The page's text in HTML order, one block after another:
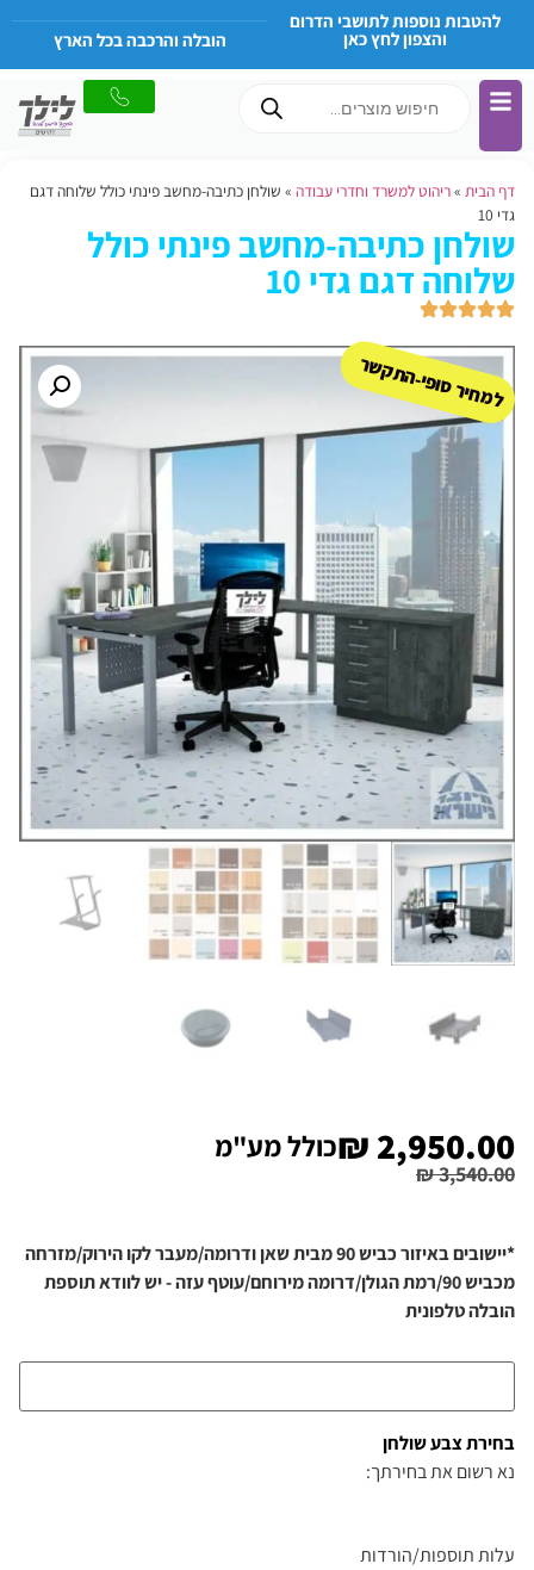
להטבות נוספות לתושבי הדרום
והצפון לחץ כאן הובלה והרכבה בכל הארץ
דף הבית »ריהוט למשרד וחדרי עבודה » שולחן כתיבה-מחשב פינתי כולל שלוחה דגם
גדי 10
שולחן כתיבה-מחשב פינתי כולל
שלוחה דגם גדי 10
למחיר סופי-התקשר
₪3,540.00
₪ 2,950.00 כולל מע"מ
*יישובים באיזור כביש 90 מבית שאן ודרומה/מעבר לקו הירוק/מזרחה
מכביש 90/רמת הגולן/דרומה מירוחם/עוטף עזה - יש לוודא תוספת
הובלה טלפונית
בחירת צבע שולחן
נא רשום את בחירתך:
עלות תוספות/הורדות